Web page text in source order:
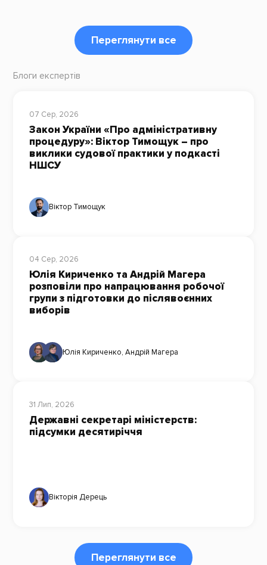
Переглянути все
Блоги експертів
07 Сер, 2026
Закон України «Про адміністративну
процедуру»: Віктор Тимощук – про
виклики судової практики у подкасті
НШСУ
Віктор Тимощук
04 Сер, 2026
Юлія Кириченко та Андрій Магера
розповіли про напрацювання робочої
групи з підготовки до післявоєнних
виборів
Юлія Кириченко, Андрій Магера
31 Лип, 2026
Державні секретарі міністерств:
підсумки десятиріччя
Вікторія Дерець
Переглянути все